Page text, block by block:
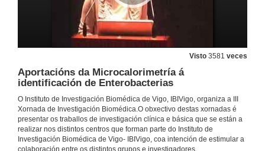
Visto 3581 veces
Aportacións da Microcalorimetría á
identificación de Enterobacterias
O Instituto de Investigación Biomédica de Vigo, IBIVigo, organiza a III
Xornada de Investigación Biomédica.O obxectivo destas xornadas é
presentar os traballos de investigación clínica e básica que se están a
realizar nos distintos centros que forman parte do Instituto de
Investigación Biomédica de Vigo- IBIVigo, coa intención de estimular a
21 de maio de 2010
Quenda de preguntas
21 de maio de 2010